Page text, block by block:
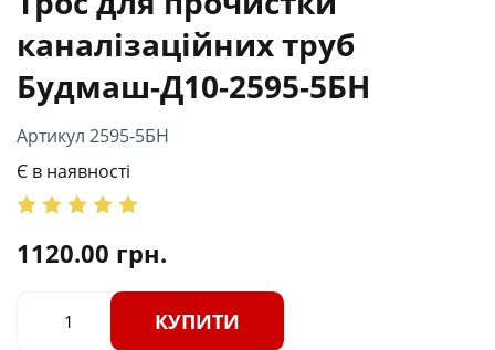
каналізаційних труб
Будмаш-Д10-2595-5БН
Артикул 2595-5БН
Є в наявності
1120.00 грн.
КУПИТИ